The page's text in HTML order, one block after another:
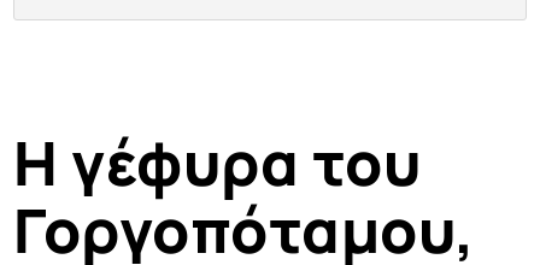
Η γέφυρα του
Γοργοπόταμου,